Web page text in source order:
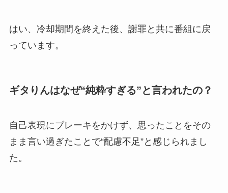
はい、冷却期間を終えた後、謝罪と共に番組に戻
っています。
ギタりんはなぜ“純粋すぎる”と言われたの？
自己表現にブレーキをかけず、思ったことをその
まま言い過ぎたことで“配慮不足”と感じられまし
た。